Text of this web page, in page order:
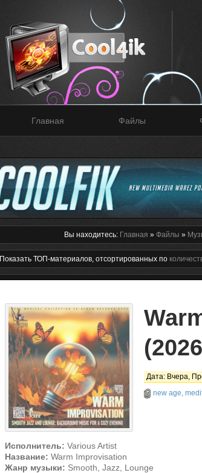
Главная Файлы
Вы находитесь: Главная » Файлы »
Показать ТОП-материалов, отсортированных по
Дата: Вчера,
new age,
Исполнитель: Various Artist
Название: Warm Improvisation
Жанр музыки: Smooth, Jazz, Lounge